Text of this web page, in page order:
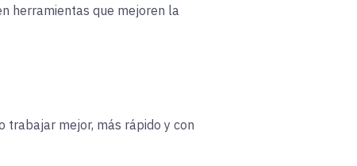
herramientas que mejoren la
trabajar mejor, más rápido y con